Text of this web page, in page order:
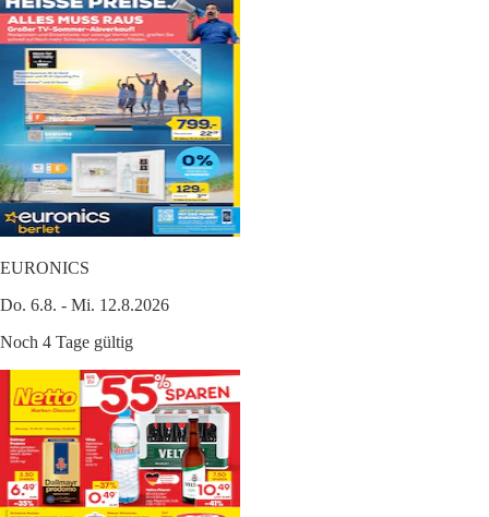
EURONICS
Do. 6.8. - Mi. 12.8.2026
Noch 4 Tage gültig